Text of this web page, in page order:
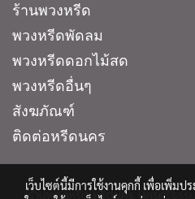
ร้านพวงหรีด
พวงหรีดพัดลม
พวงหรีดดอกไม้สด
พวงหรีดอื่นๆ
สังฆภัณฑ์
ติดต่อหรีดนคร
ร้านพวงหรีด หรีดนคร นครศรีธร
เว็บไซต์นี้มีการใช้งานคุกกี้ เพื่อเพิ่ม